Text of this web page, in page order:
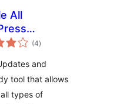
All
and(4total
ratings
)
and
tool that allows
types of